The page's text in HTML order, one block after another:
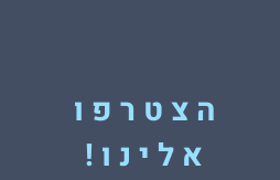
הצטרפו
אלינו!